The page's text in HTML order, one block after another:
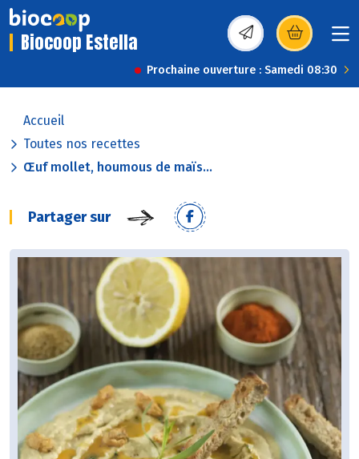
Biocoop Estella (s’ouvre dans une
Prochaine ouverture : Samedi 08:30
Accueil
Toutes nos recettes
Œuf mollet, houmous de maïs...
Partager sur